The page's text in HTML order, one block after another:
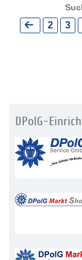
2 3
DPolG-